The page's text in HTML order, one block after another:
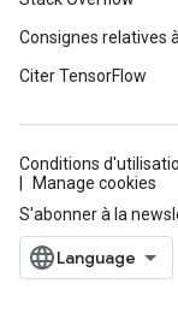
Consignes relatives
Citer TensorFlow
Conditions
Manage cookies
S'abonner à la